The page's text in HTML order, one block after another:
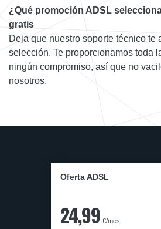
¿Qué promoción ADSL
gratis
Deja que nuestro soporte técnico te
selección. Te proporcionamos toda
ningún compromiso, así que no
nosotros.
Oferta ADSL
24,99 €/mes